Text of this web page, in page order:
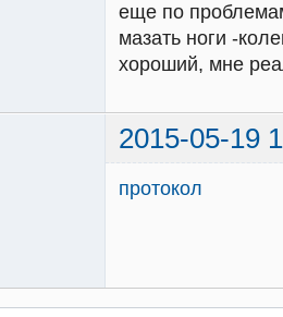
еще по
мазать ноги -
хороший, мне
2015-05-19
протокол